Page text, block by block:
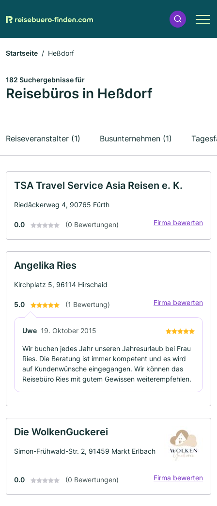
Startseite Heßdorf
182 Suchergebnisse für
Reisebüros in Heßdorf
Reiseveranstalter (1) Busunternehmen (1)
TSA Travel Service Asia Reisen e. K.
Riedäckerweg 4, 90765 Fürth
0.0 (0 Bewertungen) Firma bewerten
Angelika Ries
Kirchplatz 5, 96114 Hirschaid
5.0 (1 Bewertung) Firma bewerten
Uwe 19. Oktober 2015
Wir buchen jedes Jahr unseren Jahresurlaub bei Frau
Ries. Die Beratung ist immer kompetent und es wird
auf Kundenwünsche eingegangen. Wir können das
Reisebüro Ries mit gutem Gewissen weiterempfehlen.
Die WolkenGuckerei
Simon-Frühwald-Str. 2, 91459 Markt Erlbach
0.0 (0 Bewertungen) Firma bewerten